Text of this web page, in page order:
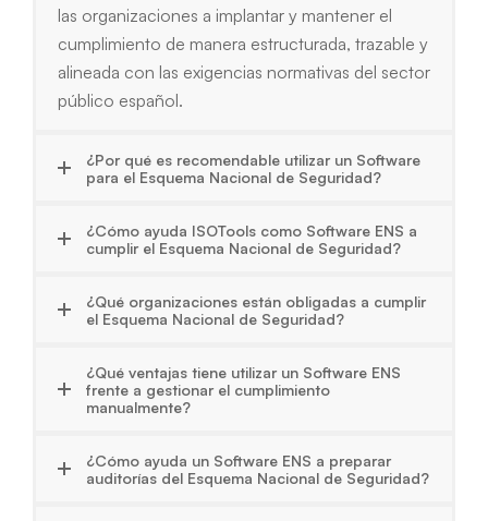
las organizaciones a implantar y mantener el
cumplimiento de manera estructurada, trazable y
alineada con las exigencias normativas del sector
público español.
¿Por qué es recomendable utilizar un Software
para el Esquema Nacional de Seguridad?
¿Cómo ayuda ISOTools como Software ENS a
cumplir el Esquema Nacional de Seguridad?
¿Qué organizaciones están obligadas a cumplir
el Esquema Nacional de Seguridad?
¿Qué ventajas tiene utilizar un Software ENS
frente a gestionar el cumplimiento
manualmente?
¿Cómo ayuda un Software ENS a preparar
auditorías del Esquema Nacional de Seguridad?